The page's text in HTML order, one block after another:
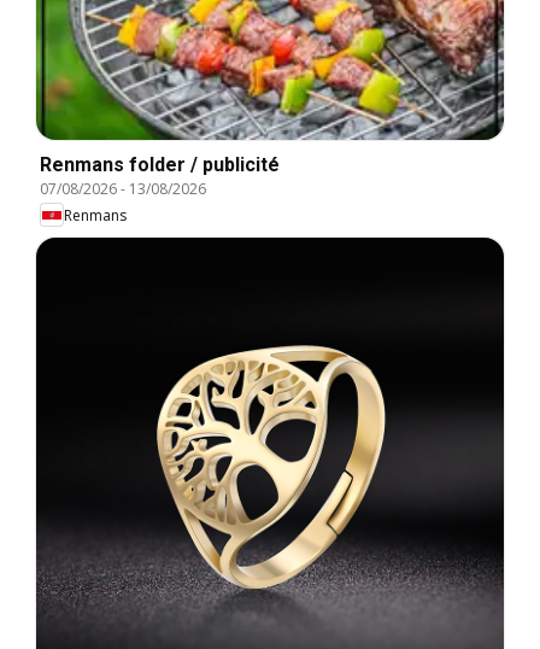
Renmans folder / publicité
07/08/2026- 13/08/2026
Renmans